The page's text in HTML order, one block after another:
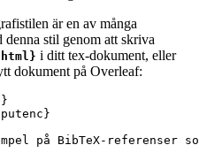
är en av många
stil genom att skriva
i ditt tex-dokument, eller
dokument på Overleaf:
}
}
på BibTeX-